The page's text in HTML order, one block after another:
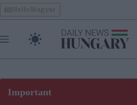
Skip
to
content
HelloMagyar